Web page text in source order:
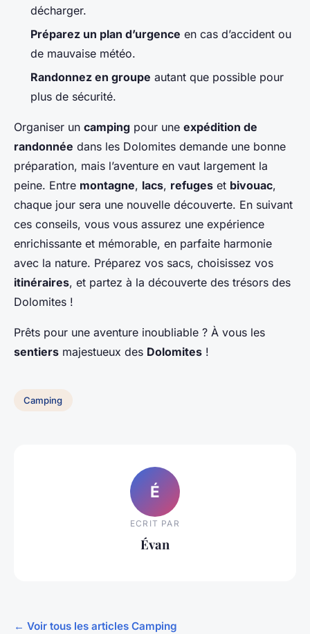
décharger.
Préparez un plan d’urgence en cas d’accident ou
de mauvaise météo.
Randonnez en groupe autant que possible pour
plus de sécurité.
Organiser un camping pour une expédition de
randonnée dans les Dolomites demande une bonne
préparation, mais l’aventure en vaut largement la
peine. Entre montagne, lacs, refuges et bivouac,
chaque jour sera une nouvelle découverte. En suivant
ces conseils, vous vous assurez une expérience
enrichissante et mémorable, en parfaite harmonie
avec la nature. Préparez vos sacs, choisissez vos
itinéraires, et partez à la découverte des trésors des
Dolomites !
Prêts pour une aventure inoubliable ? À vous les
sentiers majestueux des Dolomites !
Camping
É
ECRIT PAR
Évan
← Voir tous les articles Camping